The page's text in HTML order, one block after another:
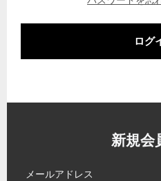
ログ
新規会
メールアドレス